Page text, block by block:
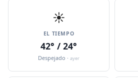
☀️
EL TIEMPO
42° / 24°
Despejado · ayer